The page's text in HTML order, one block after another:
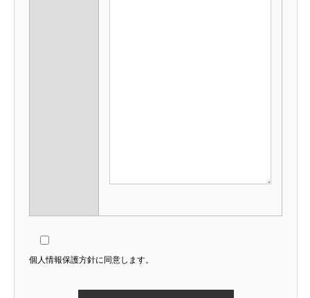
個人情報保護方針に同意します。